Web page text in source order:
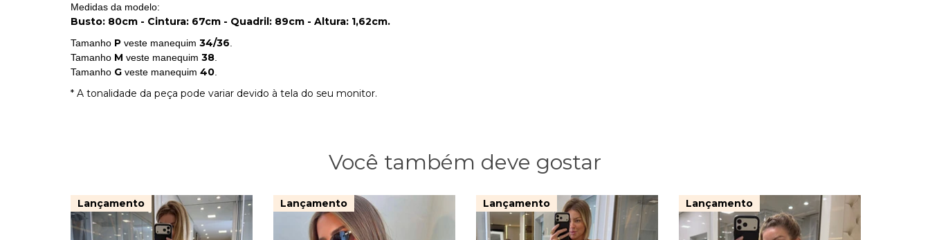
Medidas da modelo:
Busto: 80cm - Cintura: 67cm - Quadril: 89cm - Altura: 1,62cm.
Tamanho P veste manequim 34/36
Tamanho M veste manequim 38
Tamanho G veste manequim 40
* A tonalidade da peça pode variar devido à tela do seu monitor.
Você também deve gostar
Lançamento Lançamento Lançamento Lançamento